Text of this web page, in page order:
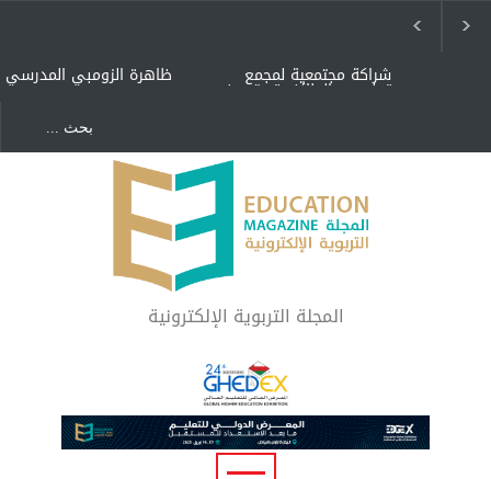
ظاهرة الزومبي المدرسي شراكة مجتمعية لمجمع
تعليمي بالطائف تستهدف
"كنت أنضرب ومافيني إلا
العافية" هل هذا مبرر
لاستمرار أسلوب التربية
المتوارث؟
لماذا تعد برامج توعية الأطفال
بخصوصية الجسد وقاية لا
فضول؟
المجلة التربوية الإلكترونية